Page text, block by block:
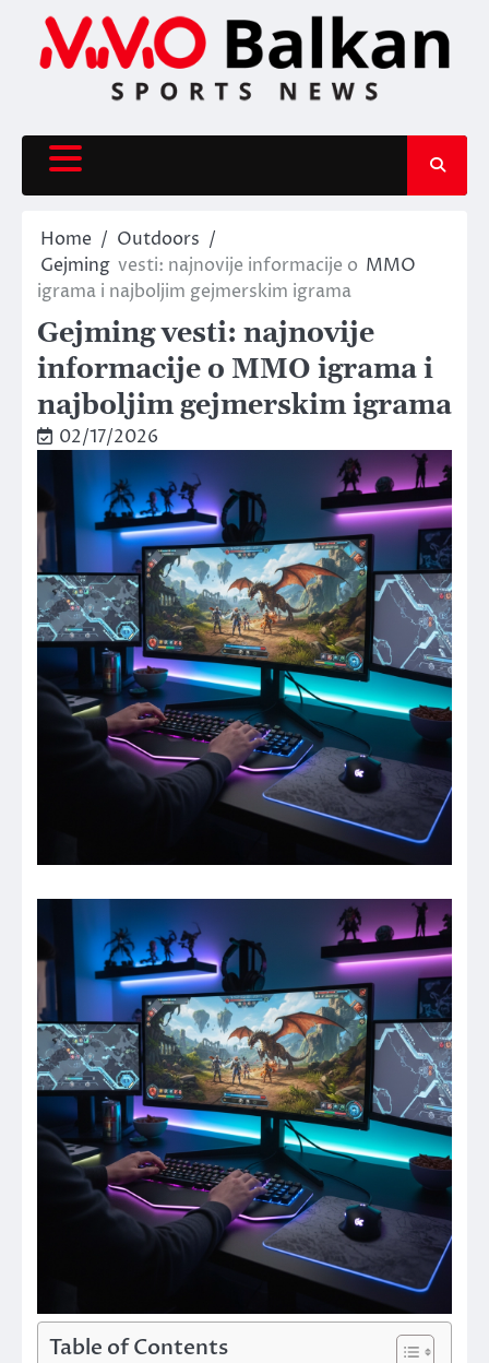
content
Home
Outdoors
Gejming vesti: najnovije informacije o MMO
igrama i najboljim gejmerskim igrama
Gejming vesti: najnovije
informacije o MMO igrama i
najboljim gejmerskim igrama
02/17/2026
Table of Contents